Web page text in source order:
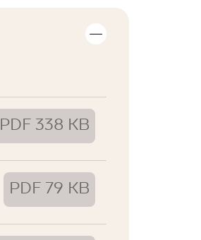
PDF 338 KB
PDF 79 KB